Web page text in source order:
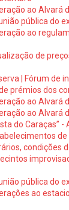
ao Alvará
pública do
ao
de
| Fórum de
prémios dos
ao Alvará
ao Alvará
do
de
pública do
ao